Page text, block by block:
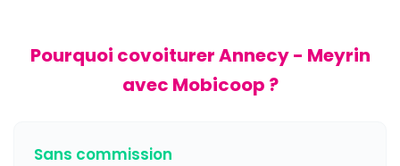
Pourquoi covoiturer Annecy - Meyrin
avec Mobicoop ?
Sans commission